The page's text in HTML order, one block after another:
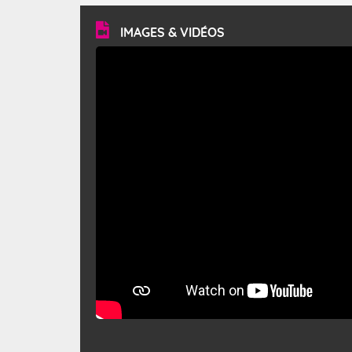
vitesse moyenne de 50 km/h et atteindre 80 à 100 km/h
en rafales, parfois davantage. Il parcourt la basse vallée
du Rhône et la Provence et envahit le littoral
méditerranéen à partir de la Camargue.
IMAGES & VIDÉOS